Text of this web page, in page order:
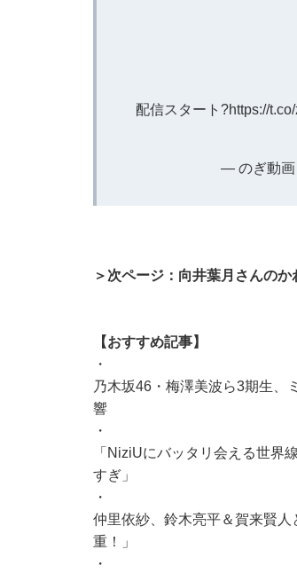
配信スタート?https://
— のぎ動画
＞次ページ：向井葉月さんの
【おすすめ記事】
・
乃木坂46・梅澤美波ら3期生、
響
・
「NiziUにバッタリ会える世界
すぎ」
・
仲里依紗、鈴木亮平＆賀来賢
重！」
・